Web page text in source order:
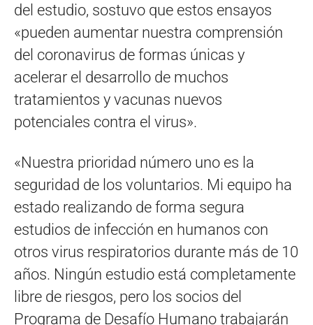
del estudio, sostuvo que estos ensayos
«pueden aumentar nuestra comprensión
del coronavirus de formas únicas y
acelerar el desarrollo de muchos
tratamientos y vacunas nuevos
potenciales contra el virus».
«Nuestra prioridad número uno es la
seguridad de los voluntarios. Mi equipo ha
estado realizando de forma segura
estudios de infección en humanos con
otros virus respiratorios durante más de 10
años. Ningún estudio está completamente
libre de riesgos, pero los socios del
Programa de Desafío Humano trabajarán